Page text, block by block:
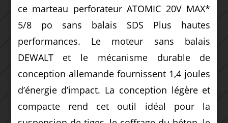
ce marteau perforateur ATOMIC 20V MAX*
5/8 po sans balais SDS Plus hautes
performances. Le moteur sans balais
DEWALT et le mécanisme durable de
conception allemande fournissent 1,4 joules
d’énergie d’impact. La conception légère et
compacte rend cet outil idéal pour la